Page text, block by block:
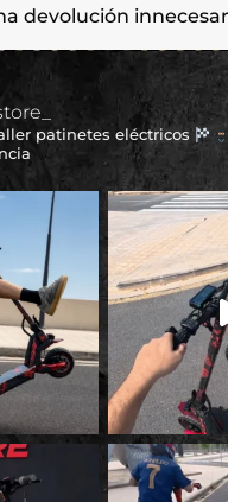
devolución
patinetes eléctricos